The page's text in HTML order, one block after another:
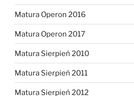
Matura Operon 2016
Matura Operon 2017
Matura Sierpień 2010
Matura Sierpień 2011
Matura Sierpień 2012